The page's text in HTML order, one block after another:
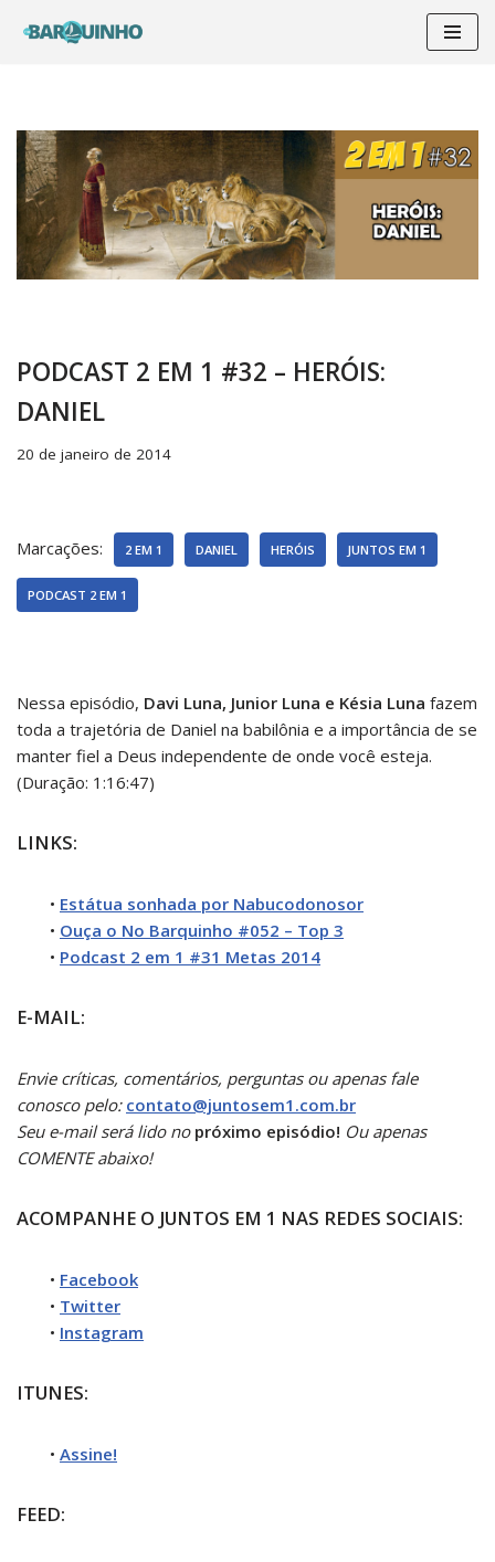
conteúdo
PODCAST 2 EM 1 #32 – HERÓIS:
DANIEL
20 de janeiro de 2014
Marcações: 2 EM 1 DANIEL HERÓIS JUNTOS EM 1
PODCAST 2 EM 1
Nessa episódio, Davi Luna, Junior Luna e Késia Luna fazem
toda a trajetória de Daniel na babilônia e a importância de se
manter fiel a Deus independente de onde você esteja.
(Duração: 1:16:47)
LINKS:
• Estátua sonhada por Nabucodonosor
• Ouça o No Barquinho #052 – Top 3
• Podcast 2 em 1 #31 Metas 2014
E-MAIL:
Envie críticas, comentários, perguntas ou apenas fale
conosco pelo: contato@juntosem1.com.br
Seu e-mail será lido no próximo episódio! Ou apenas
COMENTE abaixo!
ACOMPANHE O JUNTOS EM 1 NAS REDES SOCIAIS:
• Facebook
• Twitter
• Instagram
ITUNES:
• Assine!
FEED: